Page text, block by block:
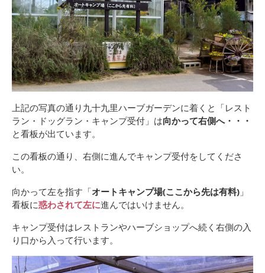
上記の写真の通り九十九里ハーブガーデンに着くと「レスト
ラン・ドッグラン・キャンプ受付」は向かって右側へ・・・
と看板が出ています。
この看板の通り、右側に進んでキャンプ受付をしてくださ
い。
向かって左を指す「オートキャンプ場(ここから先は有料) 」
看板に惑わされて左に進んではいけません。
キャンプ受付はレストランやハーブショップへ続く右側の入
り口から入って行います。